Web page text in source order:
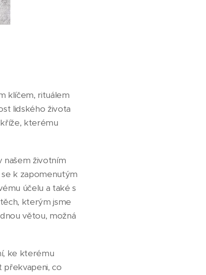
klíčem, rituálem
lidského života
kterému
našem životním
k zapomenutým
účelu a také s
kterým jsme
větou, možná
ke kterému
překvapeni, co